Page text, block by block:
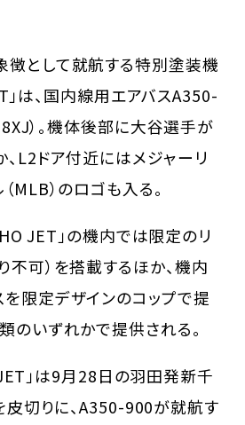
徴として就航する特別塗装機
」は、国内線用エアバスA350-
）。機体後部に大谷選手が
L2ドア付近にはメジャーリ
MLB）のロゴも入る。
JET」の機内では限定のリ
不可）を搭載するほか、機内
を限定デザインのコップで提
のいずれかで提供される。
」は9月28日の羽田発新千
切りに、A350-900が就航す